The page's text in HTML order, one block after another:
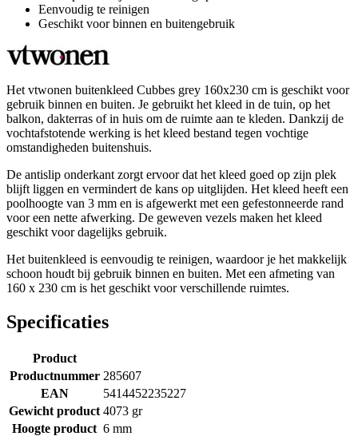
Eenvoudig te reinigen
Geschikt voor binnen en buitengebruik
Het vtwonen buitenkleed Cubbes grey 160x230 cm is geschikt voor
gebruik binnen en buiten. Je gebruikt het kleed in de tuin, op het
balkon, dakterras of in huis om de ruimte aan te kleden. Dankzij de
vochtafstotende werking is het kleed bestand tegen vochtige
omstandigheden buitenshuis.
De antislip onderkant zorgt ervoor dat het kleed goed op zijn plek
blijft liggen en vermindert de kans op uitglijden. Het kleed heeft een
poolhoogte van 3 mm en is afgewerkt met een gefestonneerde rand
voor een nette afwerking. De geweven vezels maken het kleed
geschikt voor dagelijks gebruik.
Het buitenkleed is eenvoudig te reinigen, waardoor je het makkelijk
schoon houdt bij gebruik binnen en buiten. Met een afmeting van
160 x 230 cm is het geschikt voor verschillende ruimtes.
Specificaties
Product
Productnummer 285607
EAN
5414452235227
Gewicht product 4073 gr
Hoogte product 6 mm